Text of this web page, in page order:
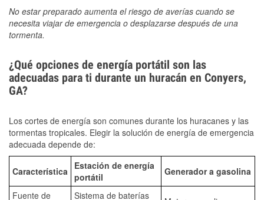
No estar preparado aumenta el riesgo de averías cuando se
necesita viajar de emergencia o desplazarse después de una
tormenta.
¿Qué opciones de energía portátil son las
adecuadas para ti durante un huracán en Conyers,
GA?
Los cortes de energía son comunes durante los huracanes y las
tormentas tropicales. Elegir la solución de energía de emergencia
adecuada depende de:
Característica
Estación de energía
portátil
Generador a gasolina
Fuente de Sistema de baterías